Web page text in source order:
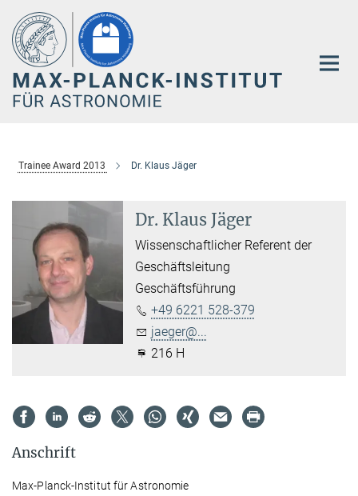
Hauptinhalt
Trainee Award 2013 Dr. Klaus Jäger
Dr. Klaus Jäger
Wissenschaftlicher Referent der
Geschäftsleitung
Geschäftsführung
+49 6221 528-379
jaeger@...
216 H
Anschrift
Max-Planck-Institut für Astronomie